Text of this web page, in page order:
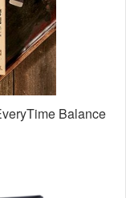
Balance